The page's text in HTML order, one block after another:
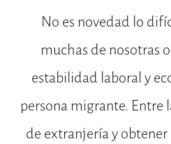
No es novedad lo
muchas de nosotras
estabilidad laboral y
persona migrante. Entre
de extranjería y